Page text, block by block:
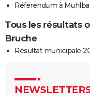
Référendum à
Tous les résultats
Bruche
Résultat municipale